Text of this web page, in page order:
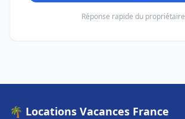
Réponse rapide du propriétaire
🌴 Locations Vacances France